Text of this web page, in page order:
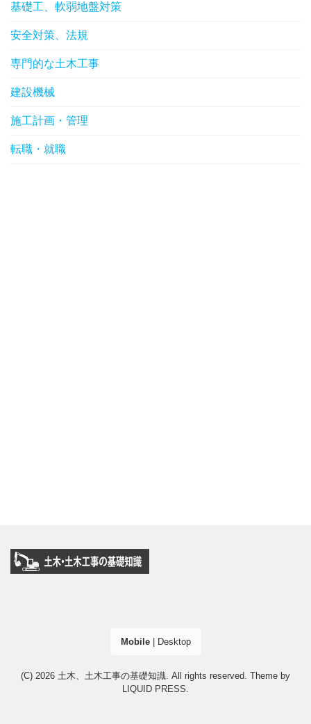
基礎工、軟弱地盤対策
安全対策、法規
専門的な土木工事
建設機械
施工計画・管理
転職・就職
Mobile| Desktop
(C) 2026 土木、土木工事の基礎知識 . All rights reserved. Theme by
LIQUID PRESS